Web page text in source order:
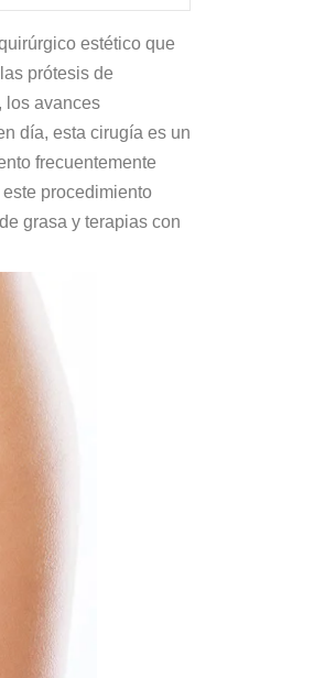
estético que
prótesis de
los avances
día, esta cirugía es un
frecuentemente
procedimiento
grasa y terapias con